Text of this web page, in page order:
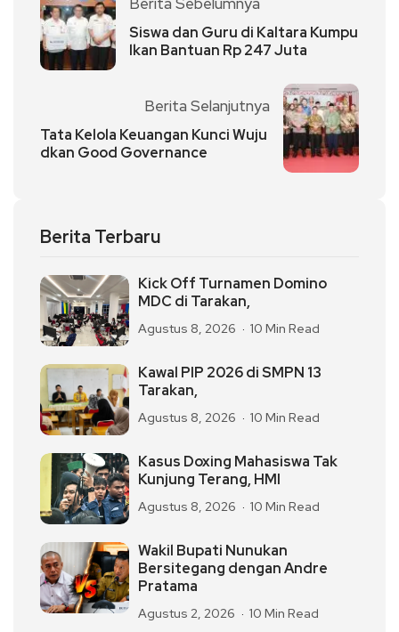
Siswa dan Guru di Kaltara Kumpu
lkan Bantuan Rp 247 Juta
Berita Selanjutnya
Tata Kelola Keuangan Kunci Wuju
dkan Good Governance
Berita Terbaru
Kick Off Turnamen Domino
MDC di Tarakan,
Agustus 8, 2026 10 Min Read
Kawal PIP 2026 di SMPN 13
Tarakan,
Agustus 8, 2026 10 Min Read
Kasus Doxing Mahasiswa Tak
Kunjung Terang, HMI
Agustus 8, 2026 10 Min Read
Wakil Bupati Nunukan
Bersitegang dengan Andre
Pratama
Agustus 2, 2026 10 Min Read